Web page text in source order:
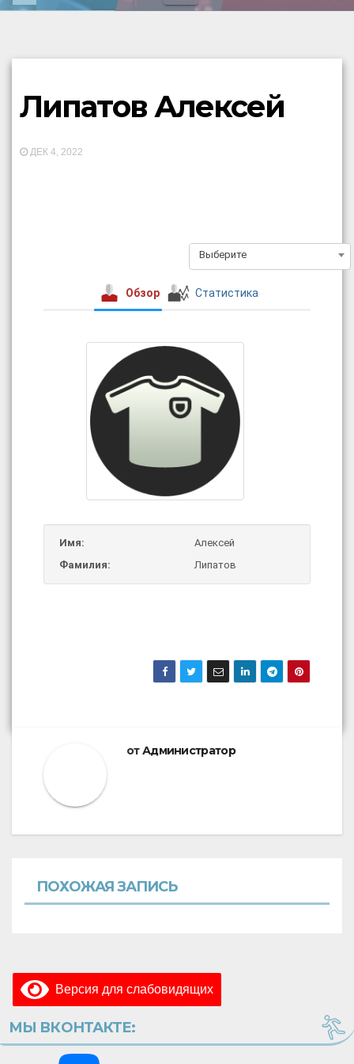
Липатов Алексей
ДЕК 4, 2022
Выберите
Обзор Статистика
Имя:
Алексей
Фамилия:
Липатов
отАдминистратор
ПОХОЖАЯ ЗАПИСЬ
Версия для слабовидящих
МЫ ВКОНТАКТЕ: